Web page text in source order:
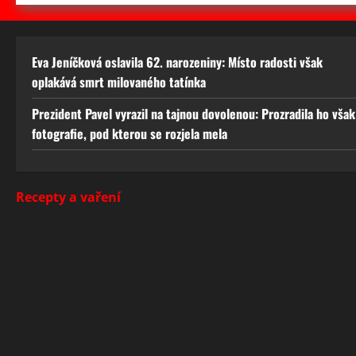
Eva Jeníčková oslavila 62. narozeniny: Místo radosti však
oplakává smrt milovaného tatínka
Prezident Pavel vyrazil na tajnou dovolenou: Prozradila ho však
fotografie, pod kterou se rozjela mela
Recepty a vaření